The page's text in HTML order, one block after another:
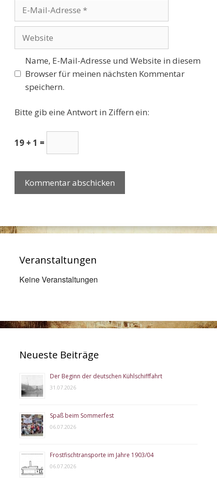
Website
Name, E-Mail-Adresse und Website in diesem
Browser für meinen nächsten Kommentar
speichern.
Bitte gib eine Antwort in Ziffern ein:
19 + 1 =
Veranstaltungen
Keine Veranstaltungen
Neueste Beiträge
Der Beginn der deutschen Kühlschifffahrt
31.07.2026
Spaß beim Sommerfest
06.07.2026
Frostfischtransporte im Jahre 1903/04
06.07.2026